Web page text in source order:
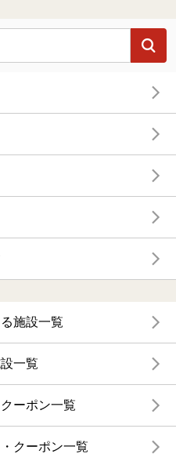
施設一覧
一覧
ーポン一覧
クーポン一覧